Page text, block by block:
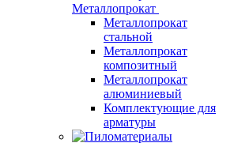
Металлопрокат
Металлопрокат
стальной
Металлопрокат
композитный
Металлопрокат
алюминиевый
Комплектующие для
арматуры